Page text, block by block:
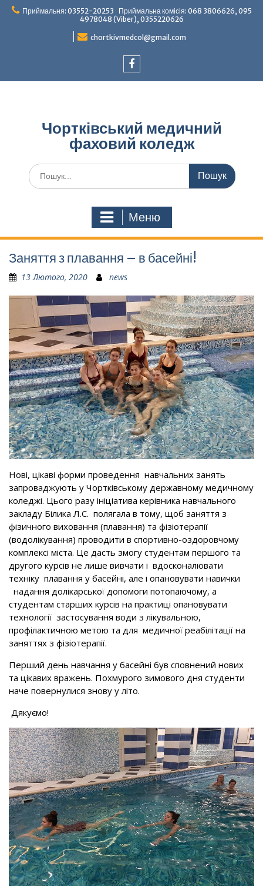
ПерейтиПриймальня: 03552-20253 Приймальна комісія: 068 3806626, 095
4978048 (Viber), 0355220626
chortkivmedcol@gmail.com
Чортківський медичний
фаховий коледж
Шукати:
Меню
Заняття з плавання – в басейні!
13 Лютого, 2020 news
Нові, цікаві форми проведення навчальних занять
запроваджують у Чортківському державному медичному
коледжі. Цього разу ініціатива керівника навчального
закладу Білика Л.С. полягала в тому, щоб заняття з
фізичного виховання (плавання) та фізіотерапії
(водолікування) проводити в спортивно-оздоровчому
комплексі міста. Це дасть змогу студентам першого та
другого курсів не лише вивчати і вдосконалювати
техніку плавання у басейні, але і опановувати навички
надання долікарської допомоги потопаючому, а
студентам старших курсів на практиці опановувати
технології застосування води з лікувальною,
профілактичною метою та для медичної реабілітації на
заняттях з фізіотерапії.
Перший день навчання у басейні був сповнений нових
та цікавих вражень. Похмурого зимового дня студенти
наче повернулися знову у літо.
Дякуємо!